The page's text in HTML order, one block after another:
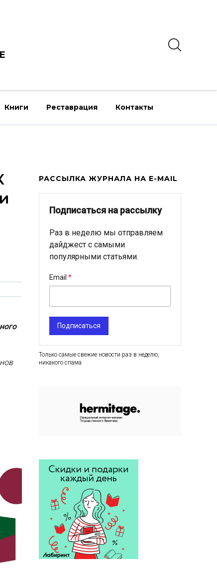
Книги Реставрация Контакты
РАССЫЛКА ЖУРНАЛА НА E-MAIL
Подписаться на рассылку
Раз в неделю мы отправляем
дайджест с самыми
популярными статьями.
Email
Подписаться
Только самые свежие новости раз в неделю,
никакого спама